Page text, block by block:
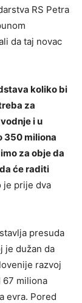
RS Petra
da taj novac
koliko bi
za
i u
350 miliona
za obje da
će raditi
je prije dva
presuda
je dužan da
razvoj
67 miliona
evra. Pored